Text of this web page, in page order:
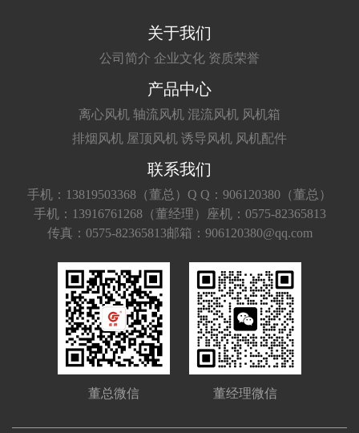
关于我们
公司简介 企业文化 资质荣誉
产品中心
离心风机 轴流风机 混流风机 风机箱
排烟风机 屋顶风机 诱导风机 风机配件
联系我们
手机：13819503368（董总） Q Q：906120380（董总）
手机：13916761268（董经理） 座机：0575-82365813
传真：0575-82365813邮箱：906120380@qq.com
董总微信 董经理微信